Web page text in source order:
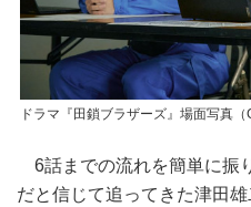
ドラマ『田鎖ブラザーズ』場面写真
6話までの流れを簡単に振
だと信じて追ってきた津田